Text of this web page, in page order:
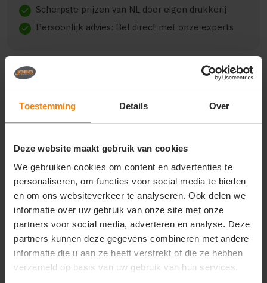
Toestemming Details Over
Deze website maakt gebruik van cookies
We gebruiken cookies om content en advertenties te
personaliseren, om functies voor social media te bieden
en om ons websiteverkeer te analyseren. Ook delen we
informatie over uw gebruik van onze site met onze
partners voor social media, adverteren en analyse. Deze
partners kunnen deze gegevens combineren met andere
informatie die u aan ze heeft verstrekt of die ze hebben
verzameld op basis van uw gebruik van hun services.
check Scherpste prijzen van NL door eigen drukkerij
check Persoonlijk advies: Bel direct met onze experts
Beschrijving Reviews (0)
{"qty":2,"clr":"grijsmelange","szs":{"l":2},"prnts":
[{"pp":"Borst links","pt":"Borduring","ct":"Vier of
meer kleuren"}]}
Vragen? Neem contact
op met onze
klantenservice